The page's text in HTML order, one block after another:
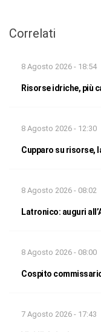
Correlati
8 Agosto 2026 - 18:54
Risorse idriche, più
8 Agosto 2026 - 12:30
Cupparo su risorse,
8 Agosto 2026 - 08:02
Latronico: auguri
8 Agosto 2026 - 08:00
Cospito
7 Agosto 2026 - 17:43